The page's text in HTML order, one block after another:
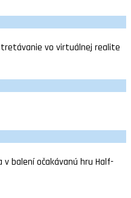
vo virtuálnej realite
v balení očakávanú hru Half-